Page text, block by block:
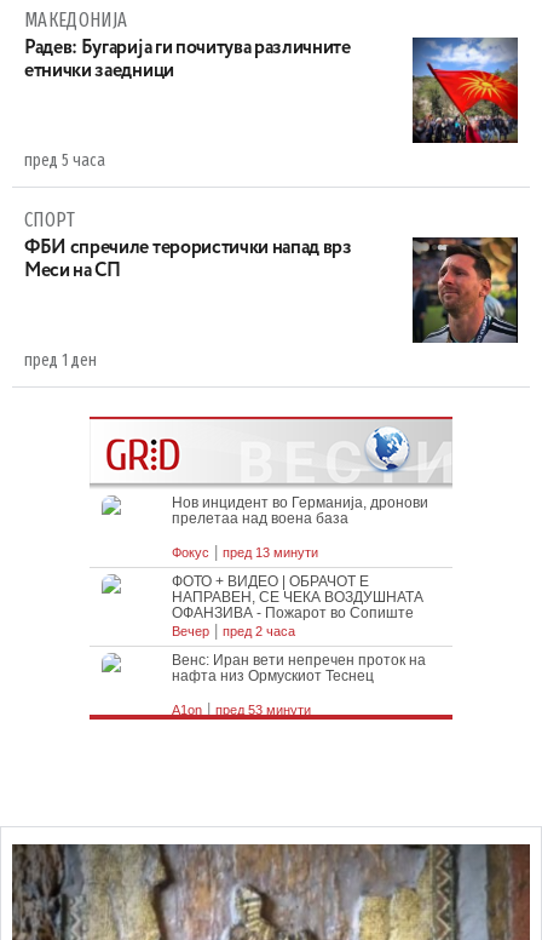
МАКЕДОНИЈА
Радев: Бугарија ги почитува различните
етнички заедници
пред 5 часа
СПОРТ
ФБИ спречиле терористички напад врз
Меси на СП
пред 1 ден